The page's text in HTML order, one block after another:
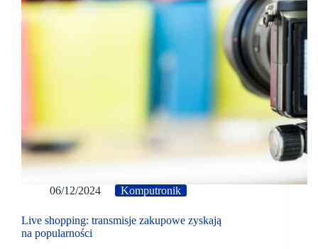
06/12/2024 Komputronik
Live shopping: transmisje zakupowe zyskają
na popularności